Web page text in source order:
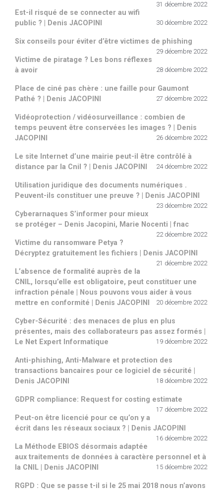
31 décembre 2022
Est-il risqué de se connecter au wifi
public ? | Denis JACOPINI
30 décembre 2022
Six conseils pour éviter d’être victimes de phishing
29 décembre 2022
Victime de piratage ? Les bons réflexes
à avoir
28 décembre 2022
Place de ciné pas chère : une faille pour Gaumont
Pathé ? | Denis JACOPINI
27 décembre 2022
Vidéoprotection / vidéosurveillance : combien de
temps peuvent être conservées les images ? | Denis
JACOPINI
26 décembre 2022
Le site Internet d’une mairie peut-il être contrôlé à
distance par la Cnil ? | Denis JACOPINI
24 décembre 2022
Utilisation juridique des documents numériques .
Peuvent-ils constituer une preuve ? | Denis JACOPINI
23 décembre 2022
Cyberarnaques S’informer pour mieux
se protéger – Denis Jacopini, Marie Nocenti | fnac
22 décembre 2022
Victime du ransomware Petya ?
Décryptez gratuitement les fichiers | Denis JACOPINI
21 décembre 2022
L’absence de formalité auprès de la
CNIL, lorsqu’elle est obligatoire, peut constituer une
infraction pénale | Nous pouvons vous aider à vous
mettre en conformité | Denis JACOPINI
20 décembre 2022
Cyber-Sécurité : des menaces de plus en plus
présentes, mais des collaborateurs pas assez formés |
Le Net Expert Informatique
19 décembre 2022
Anti-phishing, Anti-Malware et protection des
transactions bancaires pour ce logiciel de sécurité |
Denis JACOPINI
18 décembre 2022
GDPR compliance: Request for costing estimate
17 décembre 2022
Peut-on être licencié pour ce qu’on y a
écrit dans les réseaux sociaux ? | Denis JACOPINI
16 décembre 2022
La Méthode EBIOS désormais adaptée
aux traitements de données à caractère personnel et à
la CNIL | Denis JACOPINI
15 décembre 2022
RGPD : Que se passe t-il si le 25 mai 2018 nous n’avons